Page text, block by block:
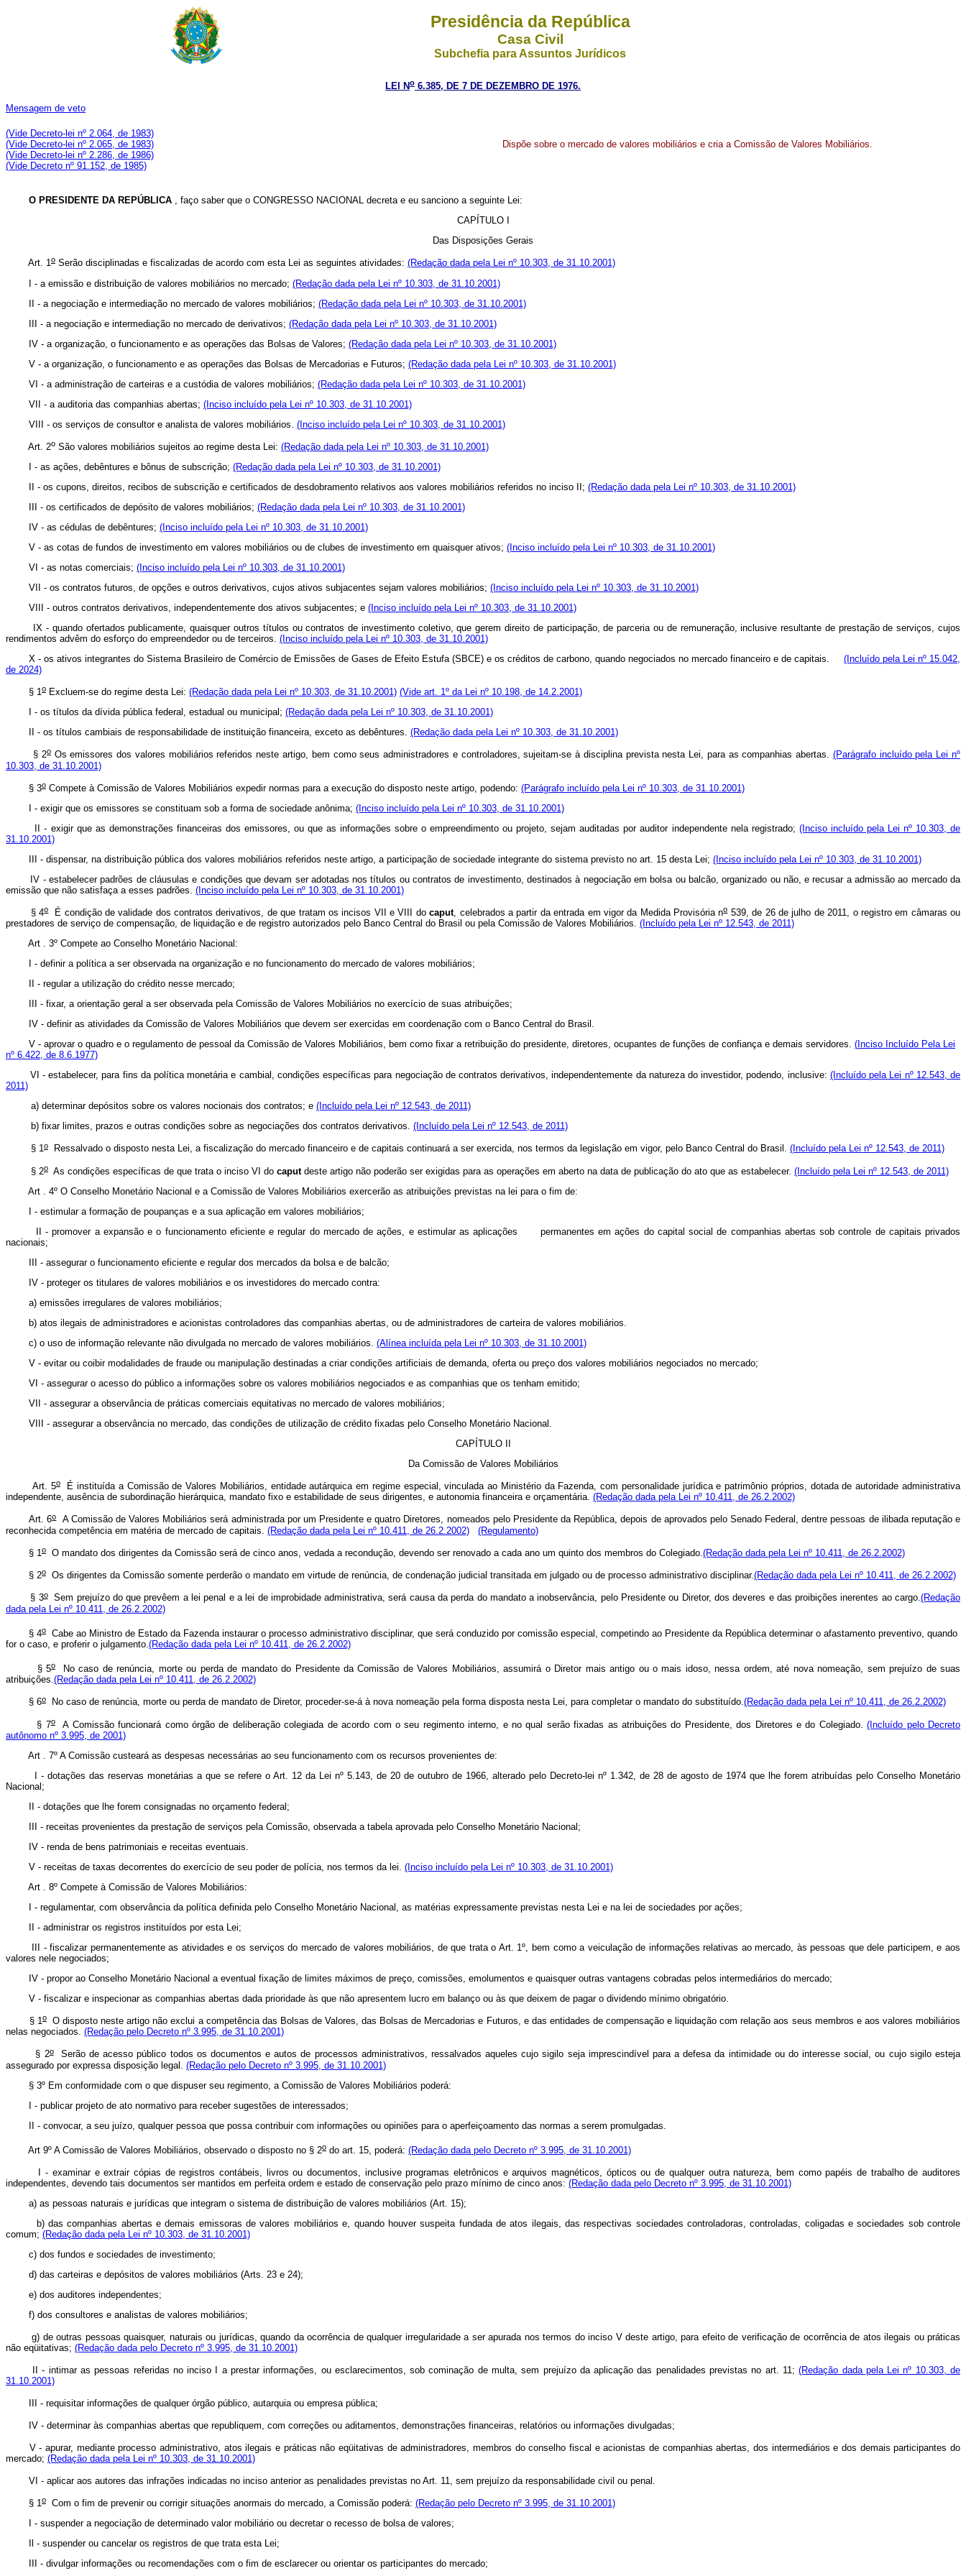
Presidência da República
Casa Civil
Subchefia para Assuntos Jurídicos
LEI No 6.385, DE 7 DE DEZEMBRO DE 1976.
Mensagem de veto
(Vide Decreto-lei nº 2.064, de 1983)
(Vide Decreto-lei nº 2.065, de 1983)
(Vide Decreto-lei nº 2.286, de 1986)
(Vide Decreto nº 91.152, de 1985)
Dispõe sobre o mercado de valores mobiliários e cria a Comissão de Valores Mobiliários.
O PRESIDENTE DA REPÚBLICA , faço saber que o CONGRESSO NACIONAL decreta e eu sanciono a seguinte Lei:
CAPÍTULO I
Das Disposições Gerais
Art. 1o Serão disciplinadas e fiscalizadas de acordo com esta Lei as seguintes atividades: (Redação dada pela Lei nº 10.303, de 31.10.2001)
I - a emissão e distribuição de valores mobiliários no mercado; (Redação dada pela Lei nº 10.303, de 31.10.2001)
II - a negociação e intermediação no mercado de valores mobiliários; (Redação dada pela Lei nº 10.303, de 31.10.2001)
III - a negociação e intermediação no mercado de derivativos; (Redação dada pela Lei nº 10.303, de 31.10.2001)
IV - a organização, o funcionamento e as operações das Bolsas de Valores; (Redação dada pela Lei nº 10.303, de 31.10.2001)
V - a organização, o funcionamento e as operações das Bolsas de Mercadorias e Futuros; (Redação dada pela Lei nº 10.303, de 31.10.2001)
VI - a administração de carteiras e a custódia de valores mobiliários; (Redação dada pela Lei nº 10.303, de 31.10.2001)
VII - a auditoria das companhias abertas; (Inciso incluído pela Lei nº 10.303, de 31.10.2001)
VIII - os serviços de consultor e analista de valores mobiliários. (Inciso incluído pela Lei nº 10.303, de 31.10.2001)
Art. 2o São valores mobiliários sujeitos ao regime desta Lei: (Redação dada pela Lei nº 10.303, de 31.10.2001)
I - as ações, debêntures e bônus de subscrição; (Redação dada pela Lei nº 10.303, de 31.10.2001)
II - os cupons, direitos, recibos de subscrição e certificados de desdobramento relativos aos valores mobiliários referidos no inciso II; (Redação dada pela Lei nº 10.303, de 31.10.2001)
III - os certificados de depósito de valores mobiliários; (Redação dada pela Lei nº 10.303, de 31.10.2001)
IV - as cédulas de debêntures; (Inciso incluído pela Lei nº 10.303, de 31.10.2001)
V - as cotas de fundos de investimento em valores mobiliários ou de clubes de investimento em quaisquer ativos; (Inciso incluído pela Lei nº 10.303, de 31.10.2001)
VI - as notas comerciais; (Inciso incluído pela Lei nº 10.303, de 31.10.2001)
VII - os contratos futuros, de opções e outros derivativos, cujos ativos subjacentes sejam valores mobiliários; (Inciso incluído pela Lei nº 10.303, de 31.10.2001)
VIII - outros contratos derivativos, independentemente dos ativos subjacentes; e (Inciso incluído pela Lei nº 10.303, de 31.10.2001)
IX - quando ofertados publicamente, quaisquer outros títulos ou contratos de investimento coletivo, que gerem direito de participação, de parceria ou de remuneração, inclusive resultante de prestação de serviços, cujos
rendimentos advêm do esforço do empreendedor ou de terceiros. (Inciso incluído pela Lei nº 10.303, de 31.10.2001)
X - os ativos integrantes do Sistema Brasileiro de Comércio de Emissões de Gases de Efeito Estufa (SBCE) e os créditos de carbono, quando negociados no mercado financeiro e de capitais. (Incluído pela Lei nº 15.042,
de 2024)
§ 1o Excluem-se do regime desta Lei: (Redação dada pela Lei nº 10.303, de 31.10.2001) (Vide art. 1º da Lei nº 10.198, de 14.2.2001)
I - os títulos da dívida pública federal, estadual ou municipal; (Redação dada pela Lei nº 10.303, de 31.10.2001)
II - os títulos cambiais de responsabilidade de instituição financeira, exceto as debêntures. (Redação dada pela Lei nº 10.303, de 31.10.2001)
§ 2oOs emissores dos valores mobiliários referidos neste artigo, bem como seus administradores e controladores, sujeitam-se à disciplina prevista nesta Lei, para as companhias abertas. (Parágrafo incluído pela Lei nº
10.303, de 31.10.2001)
§ 3o Compete à Comissão de Valores Mobiliários expedir normas para a execução do disposto neste artigo, podendo: (Parágrafo incluído pela Lei nº 10.303, de 31.10.2001)
I - exigir que os emissores se constituam sob a forma de sociedade anônima; (Inciso incluído pela Lei nº 10.303, de 31.10.2001)
II - exigir que as demonstrações financeiras dos emissores, ou que as informações sobre o empreendimento ou projeto, sejam auditadas por auditor independente nela registrado; (Inciso incluído pela Lei nº 10.303, de
31.10.2001)
III - dispensar, na distribuição pública dos valores mobiliários referidos neste artigo, a participação de sociedade integrante do sistema previsto no art. 15 desta Lei; (Inciso incluído pela Lei nº 10.303, de 31.10.2001)
IV - estabelecer padrões de cláusulas e condições que devam ser adotadas nos títulos ou contratos de investimento, destinados à negociação em bolsa ou balcão, organizado ou não, e recusar a admissão ao mercado da
emissão que não satisfaça a esses padrões. (Inciso incluído pela Lei nº 10.303, de 31.10.2001)
§ 4oÉ condição de validade dos contratos derivativos, de que tratam os incisos VII e VIII docaput, celebrados a partir da entrada em vigor da Medida Provisória no539, de 26 de julho de 2011, o registro em câmaras ou
prestadores de serviço de compensação, de liquidação e de registro autorizados pelo Banco Central do Brasil ou pela Comissão de Valores Mobiliários. (Incluído pela Lei nº 12.543, de 2011)
Art . 3º Compete ao Conselho Monetário Nacional:
I - definir a política a ser observada na organização e no funcionamento do mercado de valores mobiliários;
II - regular a utilização do crédito nesse mercado;
III - fixar, a orientação geral a ser observada pela Comissão de Valores Mobiliários no exercício de suas atribuições;
IV - definir as atividades da Comissão de Valores Mobiliários que devem ser exercidas em coordenação com o Banco Central do Brasil.
V - aprovar o quadro e o regulamento de pessoal da Comissão de Valores Mobiliários, bem como fixar a retribuição do presidente, diretores, ocupantes de funções de confiança e demais servidores. ( Inciso Incluído Pela Lei
nº 6.422, de 8.6.1977)
VI - estabelecer, para fins da política monetária e cambial, condições específicas para negociação de contratos derivativos, independentemente da natureza do investidor, podendo, inclusive: (Incluído pela Lei nº 12.543, de
2011)
a) determinar depósitos sobre os valores nocionais dos contratos; e (Incluído pela Lei nº 12.543, de 2011)
b) fixar limites, prazos e outras condições sobre as negociações dos contratos derivativos. (Incluído pela Lei nº 12.543, de 2011)
§ 1o Ressalvado o disposto nesta Lei, a fiscalização do mercado financeiro e de capitais continuará a ser exercida, nos termos da legislação em vigor, pelo Banco Central do Brasil. (Incluído pela Lei nº 12.543, de 2011)
§ 2o As condições específicas de que trata o inciso VI do caputdeste artigo não poderão ser exigidas para as operações em aberto na data de publicação do ato que as estabelecer. (Incluído pela Lei nº 12.543, de 2011)
Art . 4º O Conselho Monetário Nacional e a Comissão de Valores Mobiliários exercerão as atribuições previstas na lei para o fim de:
I - estimular a formação de poupanças e a sua aplicação em valores mobiliários;
II - promover a expansão e o funcionamento eficiente e regular do mercado de ações, e estimular as aplicações permanentes em ações do capital social de companhias abertas sob controle de capitais privados
nacionais;
III - assegurar o funcionamento eficiente e regular dos mercados da bolsa e de balcão;
IV - proteger os titulares de valores mobiliários e os investidores do mercado contra:
a) emissões irregulares de valores mobiliários;
b) atos ilegais de administradores e acionistas controladores das companhias abertas, ou de administradores de carteira de valores mobiliários.
c) o uso de informação relevante não divulgada no mercado de valores mobiliários. (Alínea incluída pela Lei nº 10.303, de 31.10.2001)
V - evitar ou coibir modalidades de fraude ou manipulação destinadas a criar condições artificiais de demanda, oferta ou preço dos valores mobiliários negociados no mercado;
VI - assegurar o acesso do público a informações sobre os valores mobiliários negociados e as companhias que os tenham emitido;
VII - assegurar a observância de práticas comerciais equitativas no mercado de valores mobiliários;
VIII - assegurar a observância no mercado, das condições de utilização de crédito fixadas pelo Conselho Monetário Nacional.
CAPÍTULO II
Da Comissão de Valores Mobiliários
Art. 5oÉ instituída a Comissão de Valores Mobiliários, entidade autárquica em regime especial, vinculada ao Ministério da Fazenda, com personalidade jurídica e patrimônio próprios, dotada de autoridade administrativa
independente, ausência de subordinação hierárquica, mandato fixo e estabilidade de seus dirigentes, e autonomia financeira e orçamentária. (Redação dada pela Lei nº 10.411, de 26.2.2002)
Art. 6oA Comissão de Valores Mobiliários será administrada por um Presidente e quatro Diretores, nomeados pelo Presidente da República, depois de aprovados pelo Senado Federal, dentre pessoas de ilibada reputação e
reconhecida competência em matéria de mercado de capitais. (Redação dada pela Lei nº 10.411, de 26.2.2002) (Regulamento)
§ 1o O mandato dos dirigentes da Comissão será de cinco anos, vedada a recondução, devendo ser renovado a cada ano um quinto dos membros do Colegiado.(Redação dada pela Lei nº 10.411, de 26.2.2002)
§ 2o Os dirigentes da Comissão somente perderão o mandato em virtude de renúncia, de condenação judicial transitada em julgado ou de processo administrativo disciplinar.(Redação dada pela Lei nº 10.411, de 26.2.2002)
§ 3oSem prejuízo do que prevêem a lei penal e a lei de improbidade administrativa, será causa da perda do mandato a inobservância, pelo Presidente ou Diretor, dos deveres e das proibições inerentes ao cargo.(Redação
dada pela Lei nº 10.411, de 26.2.2002)
§ 4o
Cabe ao Ministro de Estado da Fazenda instaurar o processo administrativo disciplinar, que será conduzido por comissão especial, competindo ao Presidente da República determinar o afastamento preventivo, quando
for o caso, e proferir o julgamento.(Redação dada pela Lei nº 10.411, de 26.2.2002)
§ 5o
No caso de renúncia, morte ou perda de mandato do Presidente da Comissão de Valores Mobiliários, assumirá o Diretor mais antigo ou o mais idoso, nessa ordem, até nova nomeação, sem prejuízo de suas
atribuições.(Redação dada pela Lei nº 10.411, de 26.2.2002)
§ 6o No caso de renúncia, morte ou perda de mandato de Diretor, proceder-se-á à nova nomeação pela forma disposta nesta Lei, para completar o mandato do substituído.(Redação dada pela Lei nº 10.411, de 26.2.2002)
§ 7oA Comissão funcionará como órgão de deliberação colegiada de acordo com o seu regimento interno, e no qual serão fixadas as atribuições do Presidente, dos Diretores e do Colegiado.(Incluído pelo Decreto
autônomo nº 3.995, de 2001)
Art . 7º A Comissão custeará as despesas necessárias ao seu funcionamento com os recursos provenientes de:
I - dotações das reservas monetárias a que se refere o Art. 12 da Lei nº 5.143, de 20 de outubro de 1966, alterado pelo Decreto-lei nº 1.342, de 28 de agosto de 1974 que lhe forem atribuídas pelo Conselho Monetário
Nacional;
II - dotações que lhe forem consignadas no orçamento federal;
III - receitas provenientes da prestação de serviços pela Comissão, observada a tabela aprovada pelo Conselho Monetário Nacional;
IV - renda de bens patrimoniais e receitas eventuais.
V - receitas de taxas decorrentes do exercício de seu poder de polícia, nos termos da lei. (Inciso incluído pela Lei nº 10.303, de 31.10.2001)
Art . 8º Compete à Comissão de Valores Mobiliários:
I - regulamentar, com observância da política definida pelo Conselho Monetário Nacional, as matérias expressamente previstas nesta Lei e na lei de sociedades por ações;
II - administrar os registros instituídos por esta Lei;
III - fiscalizar permanentemente as atividades e os serviços do mercado de valores mobiliários, de que trata o Art. 1º, bem como a veiculação de informações relativas ao mercado, às pessoas que dele participem, e aos
valores nele negociados;
IV - propor ao Conselho Monetário Nacional a eventual fixação de limites máximos de preço, comissões, emolumentos e quaisquer outras vantagens cobradas pelos intermediários do mercado;
V - fiscalizar e inspecionar as companhias abertas dada prioridade às que não apresentem lucro em balanço ou às que deixem de pagar o dividendo mínimo obrigatório.
§ 1oO disposto neste artigo não exclui a competência das Bolsas de Valores, das Bolsas de Mercadorias e Futuros, e das entidades de compensação e liquidação com relação aos seus membros e aos valores mobiliários
nelas negociados. (Redação pelo Decreto nº 3.995, de 31.10.2001)
§ 2oSerão de acesso público todos os documentos e autos de processos administrativos, ressalvados aqueles cujo sigilo seja imprescindível para a defesa da intimidade ou do interesse social, ou cujo sigilo esteja
assegurado por expressa disposição legal. (Redação pelo Decreto nº 3.995, de 31.10.2001)
§ 3º Em conformidade com o que dispuser seu regimento, a Comissão de Valores Mobiliários poderá:
I - publicar projeto de ato normativo para receber sugestões de interessados;
II - convocar, a seu juízo, qualquer pessoa que possa contribuir com informações ou opiniões para o aperfeiçoamento das normas a serem promulgadas.
Art 9º A Comissão de Valores Mobiliários, observado o disposto no § 2o do art. 15, poderá: (Redação dada pelo Decreto nº 3.995, de 31.10.2001)
I - examinar e extrair cópias de registros contábeis, livros ou documentos, inclusive programas eletrônicos e arquivos magnéticos, ópticos ou de qualquer outra natureza, bem como papéis de trabalho de auditores
independentes, devendo tais documentos ser mantidos em perfeita ordem e estado de conservação pelo prazo mínimo de cinco anos: (Redação dada pelo Decreto nº 3.995, de 31.10.2001)
a) as pessoas naturais e jurídicas que integram o sistema de distribuição de valores mobiliários (Art. 15);
b) das companhias abertas e demais emissoras de valores mobiliários e, quando houver suspeita fundada de atos ilegais, das respectivas sociedades controladoras, controladas, coligadas e sociedades sob controle
comum; (Redação dada pela Lei nº 10.303, de 31.10.2001)
c) dos fundos e sociedades de investimento;
d) das carteiras e depósitos de valores mobiliários (Arts. 23 e 24);
e) dos auditores independentes;
f) dos consultores e analistas de valores mobiliários;
g) de outras pessoas quaisquer, naturais ou jurídicas, quando da ocorrência de qualquer irregularidade a ser apurada nos termos do inciso V deste artigo, para efeito de verificação de ocorrência de atos ilegais ou práticas
não eqüitativas; (Redação dada pelo Decreto nº 3.995, de 31.10.2001)
II - intimar as pessoas referidas no inciso I a prestar informações, ou esclarecimentos, sob cominação de multa, sem prejuízo da aplicação das penalidades previstas no art. 11;(Redação dada pela Lei nº 10.303, de
31.10.2001)
III - requisitar informações de qualquer órgão público, autarquia ou empresa pública;
IV - determinar às companhias abertas que republiquem, com correções ou aditamentos, demonstrações financeiras, relatórios ou informações divulgadas;
V - apurar, mediante processo administrativo, atos ilegais e práticas não eqüitativas de administradores, membros do conselho fiscal e acionistas de companhias abertas, dos intermediários e dos demais participantes do
mercado; (Redação dada pela Lei nº 10.303, de 31.10.2001)
VI - aplicar aos autores das infrações indicadas no inciso anterior as penalidades previstas no Art. 11, sem prejuízo da responsabilidade civil ou penal.
§ 1o Com o fim de prevenir ou corrigir situações anormais do mercado, a Comissão poderá: (Redação pelo Decreto nº 3.995, de 31.10.2001)
I - suspender a negociação de determinado valor mobiliário ou decretar o recesso de bolsa de valores;
Il - suspender ou cancelar os registros de que trata esta Lei;
III - divulgar informações ou recomendações com o fim de esclarecer ou orientar os participantes do mercado;